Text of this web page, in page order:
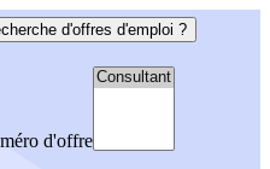
d'offres d'emploi ?
d'offre